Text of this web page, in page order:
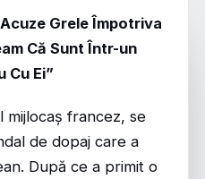
Grele Împotriva
Că Sunt Într-un
Cu Ei”
mijlocaș francez, se
de dopaj care a
După ce a primit o